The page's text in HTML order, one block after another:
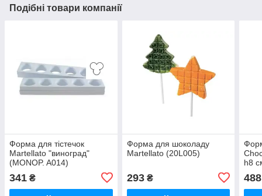
Подібні товари компанії
Форма для тістечок
Martellato "виноград"
(MONOP. A014)
341 ₴
Форма для шоколаду
Martellato (20L005)
293₴
h8
488